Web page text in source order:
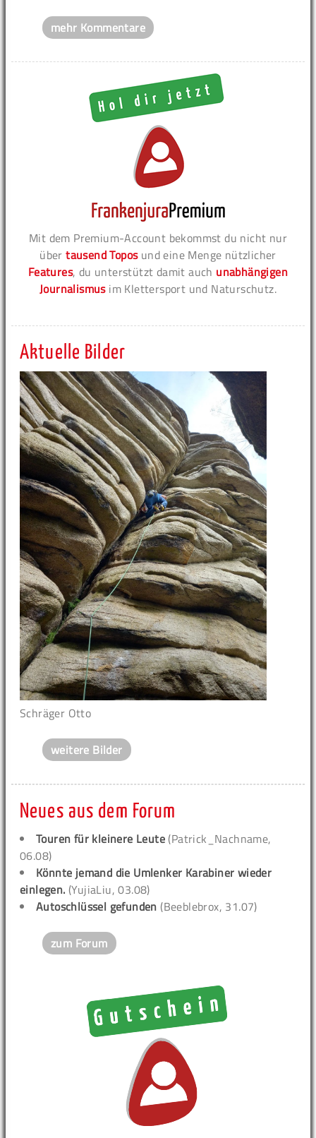
mehr Kommentare
Mit dem Premium-Account bekommst du nicht nur
übertausend Toposund eine Menge nützlicher
Features, du unterstützt damit auch unabhängigen
Journalismusim Klettersport und Naturschutz.
Aktuelle Bilder
Schräger Otto
weitere Bilder
Neues aus dem Forum
Touren für kleinere Leute (Patrick_Nachname,
06.08)
Könnte jemand die Umlenker Karabiner wieder
einlegen. (YujiaLiu, 03.08)
Autoschlüssel gefunden (Beeblebrox, 31.07)
zum Forum